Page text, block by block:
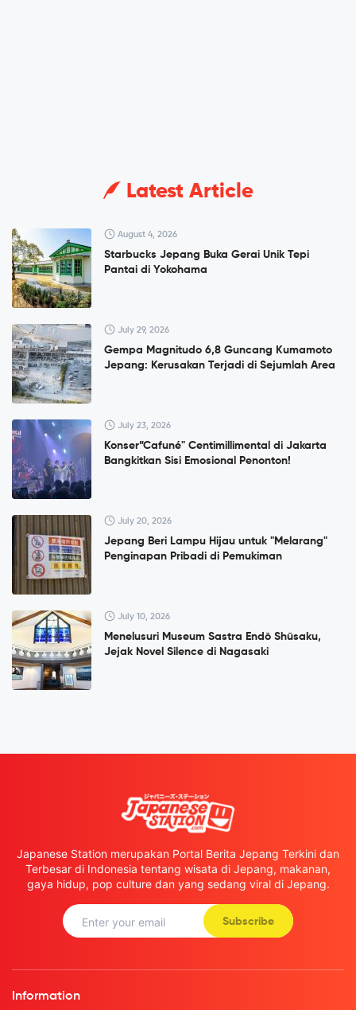
Latest Article
August 4, 2026
Starbucks Jepang Buka Gerai Unik Tepi
Pantai di Yokohama
July 29, 2026
Gempa Magnitudo 6,8 Guncang Kumamoto
Jepang: Kerusakan Terjadi di Sejumlah Area
July 23, 2026
Konser”Cafuné" Centimillimental di Jakarta
Bangkitkan Sisi Emosional Penonton!
July 20, 2026
Jepang Beri Lampu Hijau untuk "Melarang"
Penginapan Pribadi di Pemukiman
July 10, 2026
Menelusuri Museum Sastra Endō Shūsaku,
Jejak Novel Silence di Nagasaki
Japanese Station merupakan Portal Berita Jepang Terkini dan
Terbesar di Indonesia tentang wisata di Jepang, makanan,
gaya hidup, pop culture dan yang sedang viral di Jepang.
Subscribe
Information